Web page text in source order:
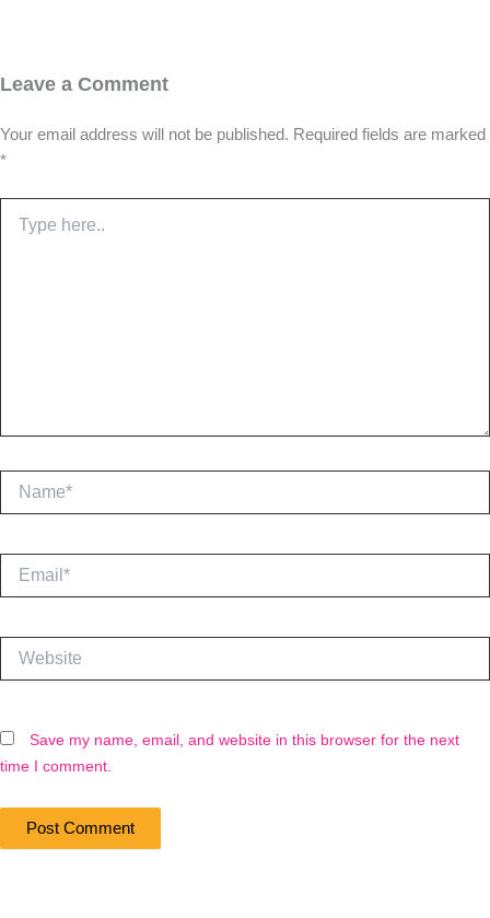
Leave a Comment
Your email address will not be published. Required fields are marked
*
here..
Name*
Save my name, email, and website in this browser for the next
time I comment.